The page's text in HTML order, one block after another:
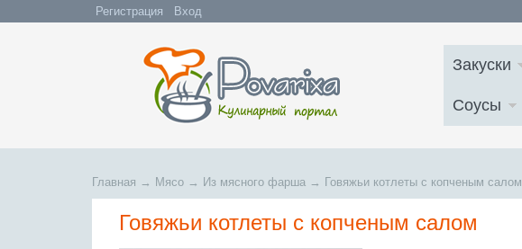
Регистрация Вход
Закуски
Соусы
Главная → Мясо → Из мясного фарша → Говяжьи котлеты с копченым салом
Говяжьи котлеты с копченым салом